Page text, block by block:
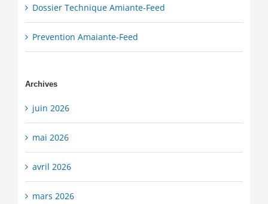
Dossier Technique Amiante-Feed
Prevention Amaiante-Feed
Archives
juin 2026
mai 2026
avril 2026
mars 2026